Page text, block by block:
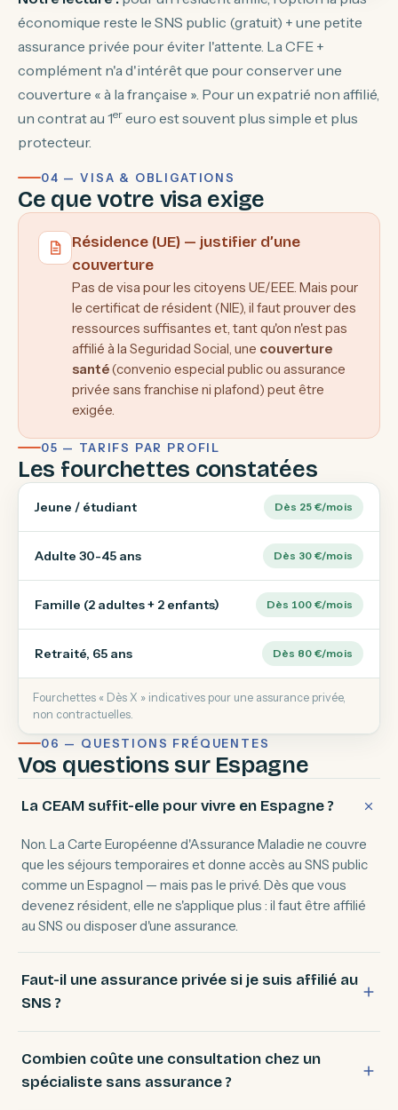
économique reste le SNS public (gratuit) + une petite
assurance privée pour éviter l'attente. La CFE +
complément n'a d'intérêt que pour conserver une
couverture « à la française ». Pour un expatrié non affilié,
un contrat au 1er euro est souvent plus simple et plus
protecteur.
04 — VISA & OBLIGATIONS
Ce que votre visa exige
Résidence (UE) — justifier d’une
couverture
Pas de visa pour les citoyens UE/EEE. Mais pour
le certificat de résident (NIE), il faut prouver des
ressources suffisantes et, tant qu'on n'est pas
affilié à la Seguridad Social, une couverture
santé(convenio especial public ou assurance
privée sans franchise ni plafond) peut être
exigée.
05 — TARIFS PAR PROFIL
Les fourchettes constatées
Jeune / étudiant Dès 25 €/mois
Adulte 30-45 ans Dès 30 €/mois
Famille (2 adultes + 2 enfants) Dès 100 €/mois
Retraité, 65 ans Dès 80 €/mois
Fourchettes « Dès X » indicatives pour une assurance privée,
non contractuelles.
06 — QUESTIONS FRÉQUENTES
Vos questions sur Espagne
La CEAM suffit-elle pour vivre en Espagne ?
Non. La Carte Européenne d'Assurance Maladie ne couvre
que les séjours temporaires et donne accès au SNS public
comme un Espagnol — mais pas le privé. Dès que vous
devenez résident, elle ne s'applique plus : il faut être affilié
au SNS ou disposer d'une assurance.
Faut-il une assurance privée si je suis affilié au
SNS ?
Combien coûte une consultation chez un
spécialiste sans assurance ?